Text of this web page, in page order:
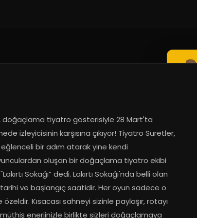
doğaçlama tiyatro gösterisiyle 28 Mart'ta
izleyicisinin karşısına çıkıyor! Tiyatro Suretler,
eğlenceli bir adım atarak yine kendi
oluşan bir doğaçlama tiyatro ekibi
Sokağı” dedi. Lakırtı Sokağı'nda belli olan
ve başlangıç saatidir. Her oyun sadece o
Kısacası sahneyi sizinle paylaşır, rotayı
müthiş enerjinizle birlikte sizleri doğaçlamaya